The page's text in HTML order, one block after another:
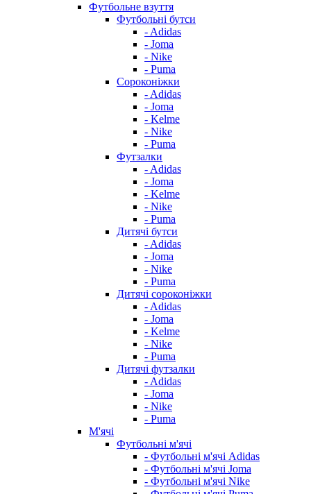
Футбольне взуття
Футбольні бутси
- Adidas
- Joma
- Nike
- Puma
Сороконіжки
- Adidas
- Joma
- Kelme
- Nike
- Puma
Футзалки
- Adidas
- Joma
- Kelme
- Nike
- Puma
Дитячі бутси
- Adidas
- Joma
- Nike
- Puma
Дитячі сороконіжки
- Adidas
- Joma
- Kelme
- Nike
- Puma
Дитячі футзалки
- Adidas
- Joma
- Nike
- Puma
М'ячі
Футбольні м'ячі
- Футбольні м'ячі Adidas
- Футбольні м'ячі Joma
- Футбольні м'ячі Nike